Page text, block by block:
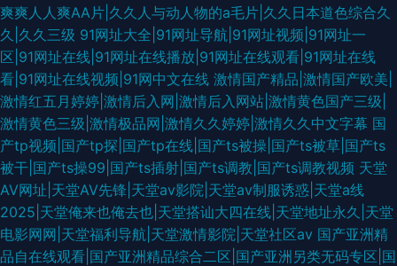
爽爽人人爽AA片|久久人与动人物的a毛片|久久日本道色综合久
久|久久三级 91网址大全|91网址导航|91网址视频|91网址一
区|91网址在线|91网址在线播放|91网址在线观看|91网址在线
看|91网址在线视频|91网中文在线 激情国产精品|激情国产欧美|
激情红五月婷婷|激情后入网|激情后入网站|激情黄色国产三级|
激情黄色三级|激情极品网|激情久久婷婷|激情久久中文字幕 国
产tp视频|国产tp探|国产tp在线|国产ts被操|国产ts被草|国产ts
被干|国产ts操99|国产ts插射|国产ts调教|国产ts调教视频 天堂
AV网址|天堂AV先锋|天堂av影院|天堂av制服诱惑|天堂a线
2025|天堂俺来也俺去也|天堂搭讪大四在线|天堂地址永久|天堂
电影网网|天堂福利导航|天堂激情影院|天堂社区av 国产亚洲精
品自在线观看|国产亚洲精品综合二区|国产亚洲另类无码专区|国